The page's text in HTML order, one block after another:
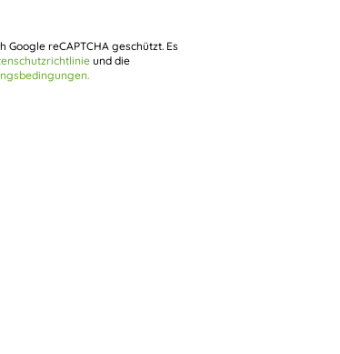
Google reCAPTCHA geschützt. Es
und die